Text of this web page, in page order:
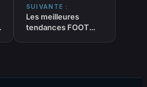
SUIVANTE :
Les meilleures
tendances FOOT